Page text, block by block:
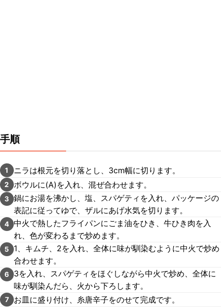
手順
1 ニラは根元を切り落とし、3cm幅に切ります。
2 ボウルに(A)を入れ、混ぜ合わせます。
3 鍋にお湯を沸かし、塩、スパゲティを入れ、パッケージの
表記に従ってゆで、ザルにあげ水気を切ります。
4 中火で熱したフライパンにごま油をひき、牛ひき肉を入
れ、色が変わるまで炒めます。
5
1、キムチ、2を入れ、全体に味が馴染むように中火で炒め
合わせます。
6
3を入れ、スパゲティをほぐしながら中火で炒め、全体に
味が馴染んだら、火から下ろします。
7 お皿に盛り付け、糸唐辛子をのせて完成です。